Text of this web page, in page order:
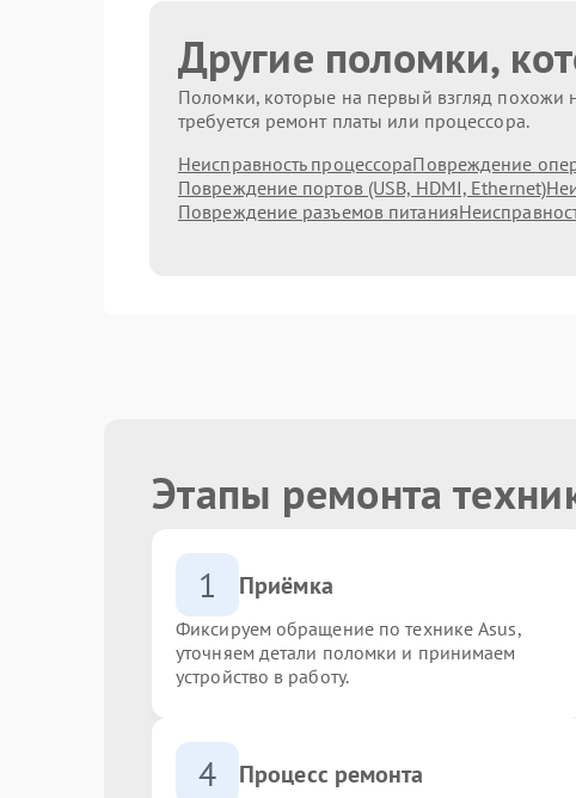
Другие поломки,
Поломки, которые на первый взгляд похожи
требуется ремонт платы или процессора.
Неисправность процессораПовреждение
Повреждение портов (USB, HDMI, Ethernet)
Повреждение разъемов питания
Этапы ремонта
1 Приёмка
Фиксируем обращение по технике Asus,
уточняем детали поломки и принимаем
устройство в работу.
4 Процесс ремонта